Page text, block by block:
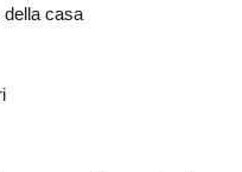
della casa